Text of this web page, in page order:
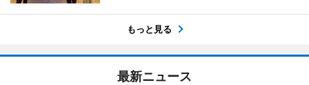
もっと見る
最新ニュース